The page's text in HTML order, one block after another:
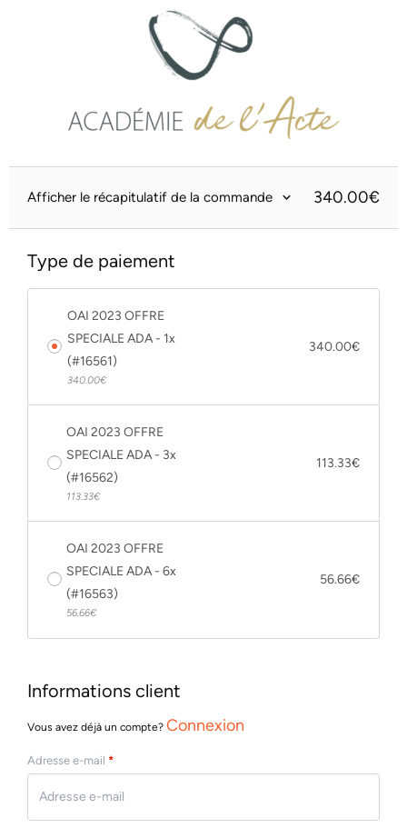
Afficher le récapitulatif de la commande 340.00€
Informations client
Vous avez déjà un compte? Connexion
Adresse e-mail *
Type de paiement
OAI 2023 OFFRE
SPECIALE ADA - 1x
(#16561)
340.00€
340.00€
OAI 2023 OFFRE
SPECIALE ADA - 3x
(#16562)
113.33€
113.33€
OAI 2023 OFFRE
SPECIALE ADA - 6x
(#16563)
56.66€
56.66€